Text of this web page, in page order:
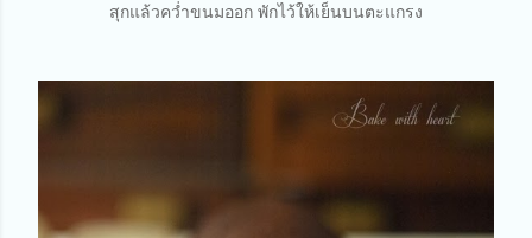
สุกแล้วคว่ำขนมออก พักไว้ให้เย็นบนตะแกรง